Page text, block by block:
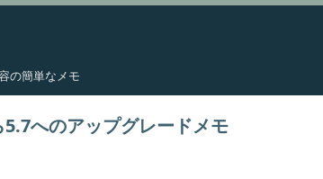
の簡単なメモ
へのアップグレードメモ